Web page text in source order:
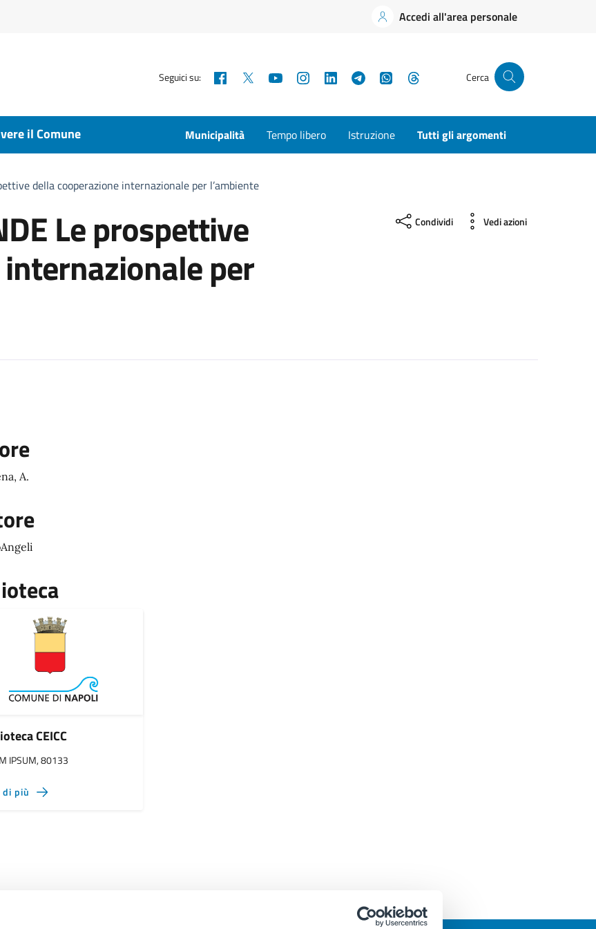
Accedi all'area personale
Seguici su: Facebook YouTubeInstagramLinkedInTelegramWhatsApp Cerca
il Comune Municipalità Tempo libero Istruzione Tutti gli argomenti
della cooperazione internazionale per l’ambiente
Le prospettive
per
Condividi Vedi azioni
A.
CEICC
IPSUM, 80133
di più